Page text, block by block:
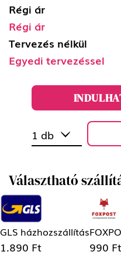
Régi ár
Régi ár
Tervezés nélkül
Egyedi tervezéssel
1 db
Választható
GLS házhozszállítás
1.890 Ft 990 Ft